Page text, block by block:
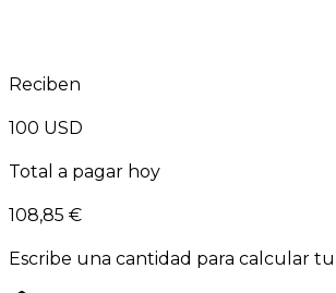
Reciben
100 USD
Total a pagar hoy
108,85 €
Escribe una cantidad para calcular